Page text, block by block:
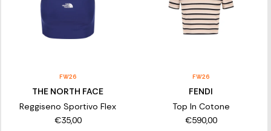
FW26
THE NORTH FACE
Reggiseno Sportivo Flex
€35,00
FW26
FENDI
Top In Cotone
€590,00